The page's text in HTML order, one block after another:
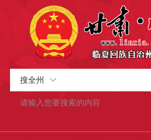
搜全州